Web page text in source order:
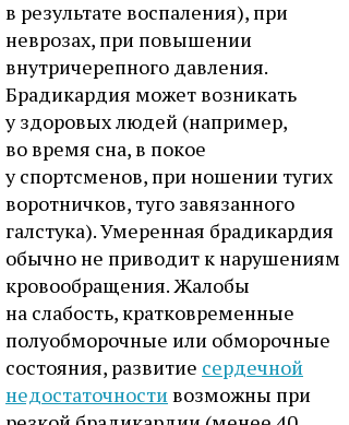
в результате воспаления), при
неврозах, при повышении
внутричерепного давления.
Брадикардия может возникать
у здоровых людей (например,
во время сна, в покое
у спортсменов, при ношении тугих
воротничков, туго завязанного
галстука). Умеренная брадикардия
обычно не приводит к нарушениям
кровообращения. Жалобы
на слабость, кратковременные
полуобморочные или обморочные
состояния, развитие сердечной
недостаточности возможны при